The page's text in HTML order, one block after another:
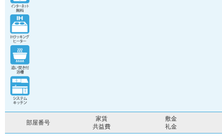
部屋番号
家賃
共益費
敷金
礼金